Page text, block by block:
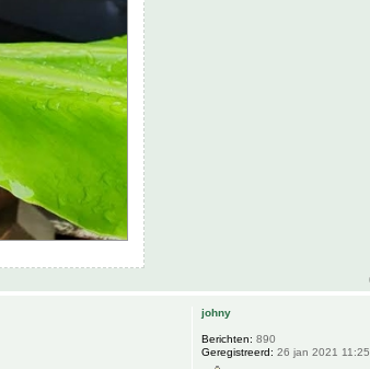
johny
Berichten: 890
Geregistreerd: 26 jan 2021 11:25